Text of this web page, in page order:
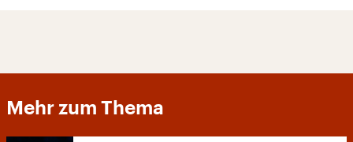
Mehr zum Thema